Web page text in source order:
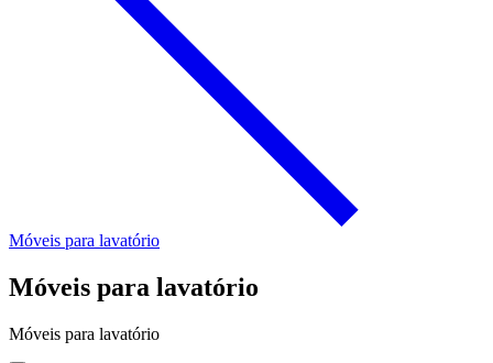
Móveis para lavatório
Móveis para lavatório
Móveis para lavatório